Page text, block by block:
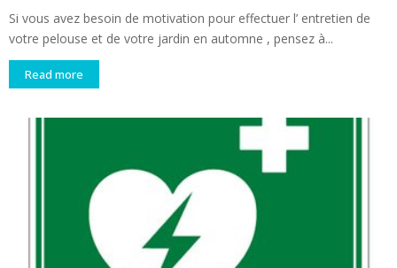
Si vous avez besoin de motivation pour effectuer l’ entretien de
votre pelouse et de votre jardin en automne , pensez à...
Read more